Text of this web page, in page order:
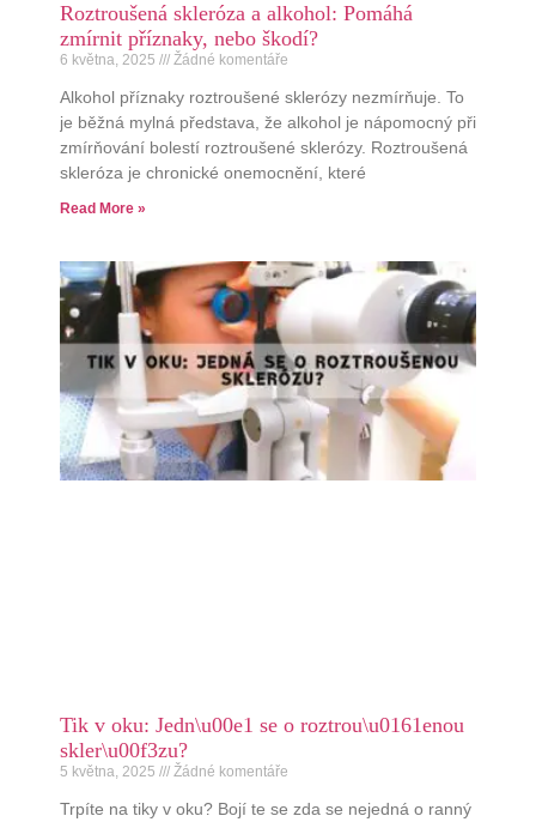
Roztroušená skleróza a alkohol: Pomáhá
zmírnit příznaky, nebo škodí?
6 května, 2025 Žádné komentáře
Alkohol příznaky roztroušené sklerózy nezmírňuje. To
je běžná mylná představa, že alkohol je nápomocný při
zmírňování bolestí roztroušené sklerózy. Roztroušená
skleróza je chronické onemocnění, které
Read More »
Tik v oku: Jedn\u00e1 se o roztrou\u0161enou
skler\u00f3zu?
5 května, 2025 Žádné komentáře
Trpíte na tiky v oku? Bojí te se zda se nejedná o ranný